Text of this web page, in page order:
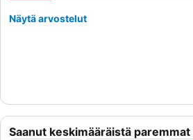
Saanut keskimääräistä
Näytä arvostelut